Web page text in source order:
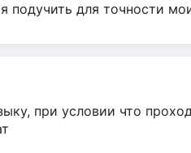
подучить для точности
при условии что